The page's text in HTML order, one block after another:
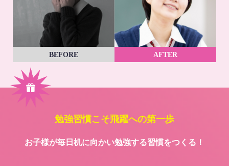
BEFORE AFTER
勉強習慣こそ飛躍への第一歩
お子様が毎日机に向かい勉強する習慣をつくる！